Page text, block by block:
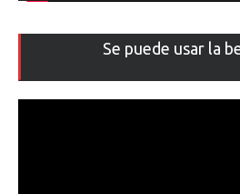
Se puede usar la